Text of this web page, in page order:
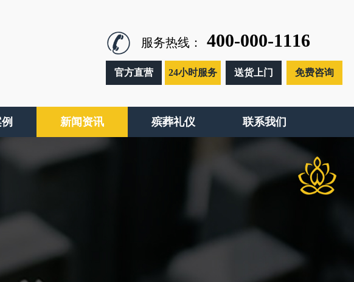
服务热线： 400-000-1116
官方直营 24小时服务 送货上门 免费咨询
新闻资讯 殡葬礼仪 联系我们